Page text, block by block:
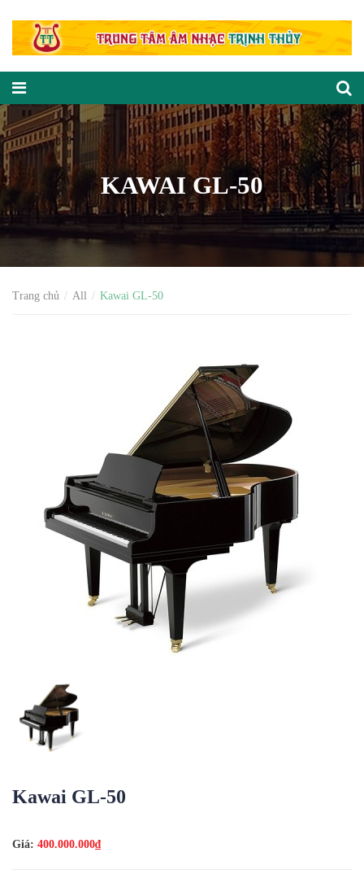
KAWAI GL-50
Trang chủ All Kawai GL-50
Kawai GL-50
Giá: 400.000.000₫